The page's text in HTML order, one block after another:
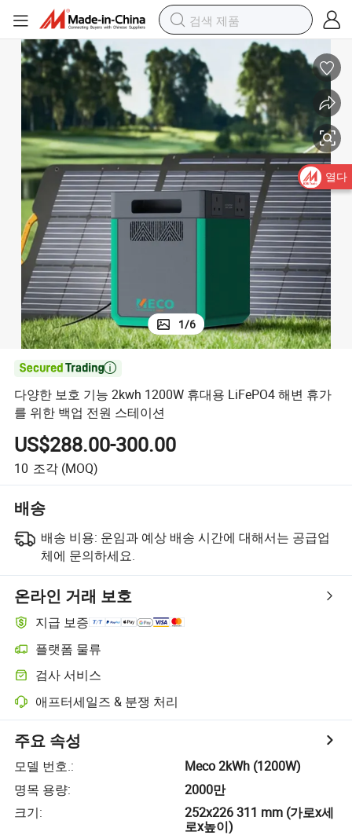
1/6

다양한 보호 기능 2kwh 1200W 휴대용 LiFePO4 해변 휴가
를 위한 백업 전원 스테이션
US$288.00-300.00
10 조각 (MOQ)
배송
배송 비용: 운임과 예상 배송 시간에 대해서는 공급업
체에 문의하세요.
온라인 거래 보호
지급 보증
플랫폼 물류
검사 서비스
애프터세일즈 & 분쟁 처리
주요 속성
모델 번호.:
Meco 2kWh (1200W)
명목 용량:
2000만
크기:
252x226 311 mm (가로x세
로x높이)
열다